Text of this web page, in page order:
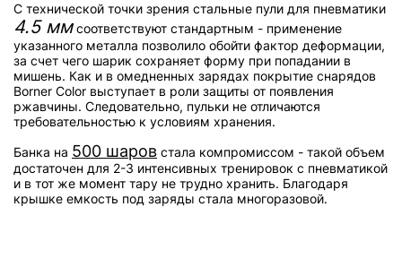
С технической точки зрения стальные пули для пневматики
4.5 ммсоответствуют стандартным - применение
указанного металла позволило обойти фактор деформации,
за счет чего шарик сохраняет форму при попадании в
мишень. Как и в омедненных зарядах покрытие снарядов
Borner Color выступает в роли защиты от появления
ржавчины. Следовательно, пульки не отличаются
требовательностью к условиям хранения.
Банка на 500 шаров стала компромиссом - такой объем
достаточен для 2-3 интенсивных тренировок с пневматикой
и в тот же момент тару не трудно хранить. Благодаря
крышке емкость под заряды стала многоразовой.